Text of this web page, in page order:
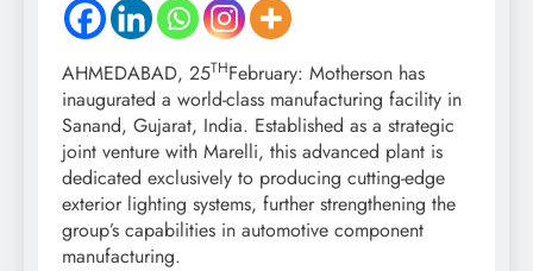
AHMEDABAD, 25THFebruary: Motherson has
inaugurated a world-class manufacturing facility in
Sanand, Gujarat, India. Established as a strategic
joint venture with Marelli, this advanced plant is
dedicated exclusively to producing cutting-edge
exterior lighting systems, further strengthening the
group’s capabilities in automotive component
manufacturing.